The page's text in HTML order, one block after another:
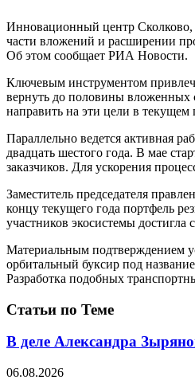
Инновационный центр Сколково,
части вложений и расширении
Об этом сообщает РИА Новости.
Ключевым инструментом
вернуть до половины вложенных
направить на эти цели в текущем
Параллельно ведется активная
двадцать шестого года. В мае
заказчиков. Для ускорения
Заместитель председателя
концу текущего года портфель
участников экосистемы
Материальным подтверждением
орбитальный буксир под
Разработка подобных
Статьи по Теме
В деле Александра
06.08.2026